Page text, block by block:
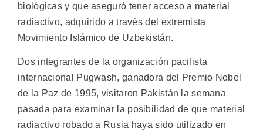
biológicas y que aseguró tener acceso a material
radiactivo, adquirido a través del extremista
Movimiento Islámico de Uzbekistán.
Dos integrantes de la organización pacifista
internacional Pugwash, ganadora del Premio Nobel
de la Paz de 1995, visitaron Pakistán la semana
pasada para examinar la posibilidad de que material
radiactivo robado a Rusia haya sido utilizado en